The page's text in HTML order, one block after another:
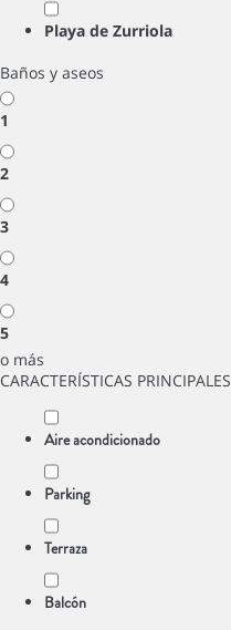
Playa de Zurriola
Baños y aseos
1
2
3
4
5
o más
CARACTERÍSTICAS PRINCIPALES
Aire acondicionado
Parking
Terraza
Balcón